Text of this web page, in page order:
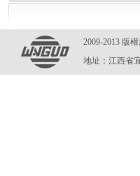
2009-2013 版
地址：江西省